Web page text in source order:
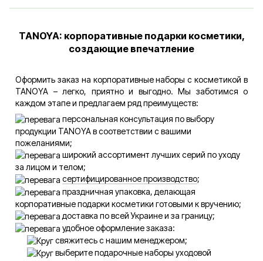
TANOYA: корпоративные подарки косметики,
создающие впечатление
Оформить заказ на корпоративные наборы с косметикой в
TANOYA – легко, приятно и выгодно. Мы заботимся о
каждом этапе и предлагаем ряд преимуществ:
персональная консультация по выбору
продукции TANOYA в соответствии с вашими
пожеланиями;
широкий ассортимент лучших серий по уходу
за лицом и телом;
сертифицированное производство;
праздничная упаковка, делающая
корпоративные подарки косметики готовыми к вручению;
доставка по всей Украине и за границу;
удобное оформление заказа:
свяжитесь с нашим менеджером;
выберите подарочные наборы уходовой